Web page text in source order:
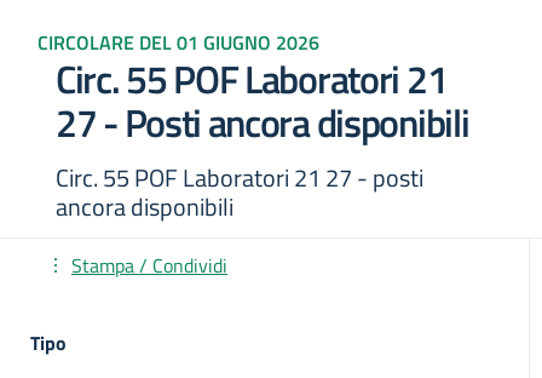
CIRCOLARE DEL 01 GIUGNO 2026
Circ. 55 POF Laboratori 21
27 - Posti ancora disponibili
Circ. 55 POF Laboratori 21 27 - posti
ancora disponibili
Stampa / Condividi
Tipo